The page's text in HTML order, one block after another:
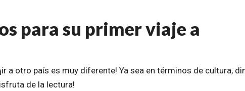
para su primer viaje a
a otro país es muy diferente! Ya sea en términos de cultura,
de la lectura!